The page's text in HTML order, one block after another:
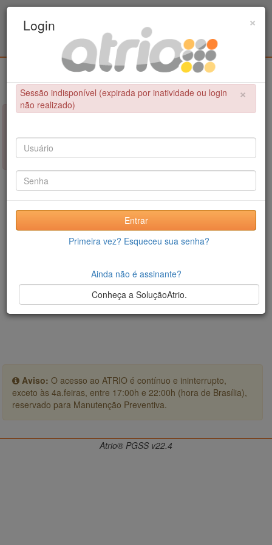
Educação Física / UPE - UFPB
×
NÃO FOI POSSÍVEL CONCLUIR A OPERAÇÃO
Sessão indisponível (expirada por inatividade ou login não
realizado)
Aviso: O acesso ao ATRIO é contínuo e ininterrupto,
exceto às 4a.feiras, entre 17:00h e 22:00h (hora de Brasília),
reservado para Manutenção Preventiva.
×
Login
×
Sessão indisponível (expirada por inatividade ou login
não realizado)
Entrar
Primeira vez? Esqueceu sua senha?
Ainda não é assinante?
Conheça a SoluçãoAtrio.
Atrio® PGSS v22.4